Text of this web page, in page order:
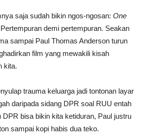
saja sudah bikin ngos-ngosan: One
Pertempuran demi pertempuran. Seakan
sampai Paul Thomas Anderson turun
film yang mewakili kisah
kita.
trauma keluarga jadi tontonan layar
daripada sidang DPR soal RUU entah
DPR bisa bikin kita ketiduran, Paul justru
sampai kopi habis dua teko.